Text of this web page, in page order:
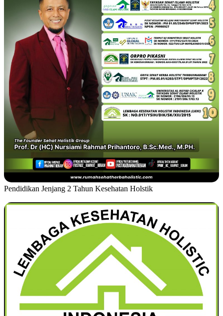
Pendidikan Jenjang 2 Tahun Kesehatan Holstik